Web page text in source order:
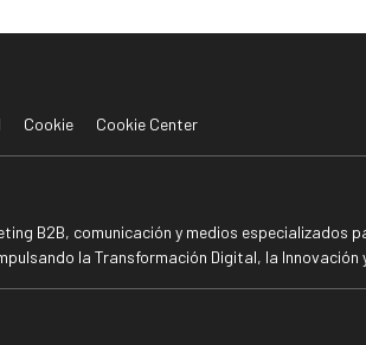
Cookie Cookie Center
B2B, comunicación y medios
la Transformación Digital, la Innovación